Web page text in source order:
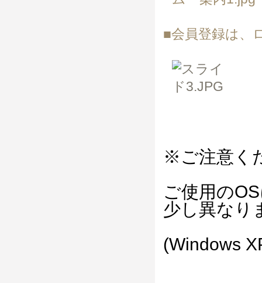
■会員登録は、
※ご注意く
ご使用の
少し異なり
(Windows